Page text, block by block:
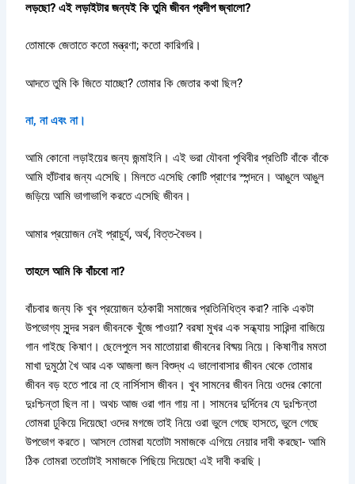
লড়ছো? এই লড়াইটার জন্যই কি তুমি জীবন প্রদীপ জ্বালো?
তোমাকে জেতাতে কতো মন্ত্রণা; কতো কারিগরি।
আদতে তুমি কি জিতে যাচ্ছো? তোমার কি জেতার কথা ছিল?
না, না এবং না।
আমি কোনো লড়াইয়ের জন্য জন্মাইনি। এই ভরা যৌবনা পৃথিবীর প্রতিটি বাঁকে বাঁকে
আমি হাঁটবার জন্য এসেছি। মিলতে এসেছি কোটি প্রাণের স্পন্দনে। আঙুলে আঙুল
জড়িয়ে আমি ভাগাভাগি করতে এসেছি জীবন।
আমার প্রয়োজন নেই প্রাচুর্য, অর্থ, বিত্ত-বৈভব।
তাহলে আমি কি বাঁচবো না?
বাঁচবার জন্য কি খুব প্রয়োজন হঠকারী সমাজের প্রতিনিধিত্ব করা? নাকি একটা
উপভোগ্য সুন্দর সরল জীবনকে খুঁজে পাওয়া? বরষা মুখর এক সন্ধ্যায় সারিন্দা বাজিয়ে
গান গাইছে কিষাণ। ছেলেপুলে সব মাতোয়ারা জীবনের বিষ্ময় নিয়ে। কিষাণীর মমতা
মাখা দুমুঠো খৈ আর এক আজলা জল বিশুদ্ধ এ ভালোবাসার জীবন থেকে তোমার
জীবন বড় হতে পারে না হে নার্সিসাস জীবন। খুব সামনের জীবন নিয়ে ওদের কোনো
দুঃশ্চিন্তা ছিল না। অথচ আজ ওরা গান গায় না। সামনের দুর্দিনের যে দুঃশ্চিন্তা
তোমরা ঢুকিয়ে দিয়েছো ওদের মগজে তাই নিয়ে ওরা ভুলে গেছে হাসতে, ভুলে গেছে
উপভোগ করতে। আসলে তোমরা যতোটা সমাজকে এগিয়ে নেয়ার দাবী করছো- আমি
ঠিক তোমরা ততোটাই সমাজকে পিছিয়ে দিয়েছো এই দাবী করছি।